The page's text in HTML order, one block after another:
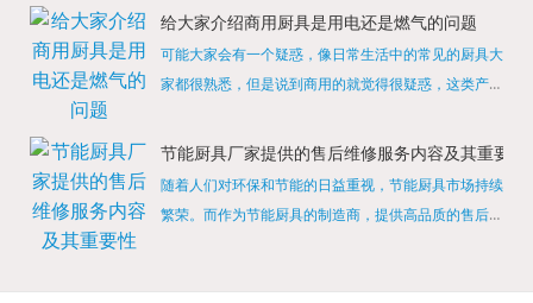
烹饪设备，既能节省空间，又能满足多样化的烹饪需
给大家介绍商用厨具是用电还是燃气的问题
可能大家会有一个疑惑，像日常生活中的常见的厨具大
家都很熟悉，但是说到商用的就觉得很疑惑，这类产品
店用的就是商用的吗?还真别说，真被大家猜对了，这
节能厨具厂家提供的售后维修服务内容及其重要性
随着人们对环保和节能的日益重视，节能厨具市场持续
繁荣。而作为节能厨具的制造商，提供高品质的售后维